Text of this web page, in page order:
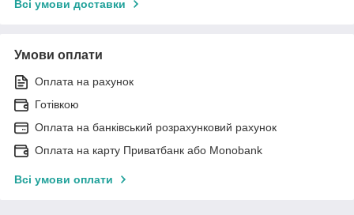
Всі умови доставки
Умови оплати
Оплата на рахунок
Готівкою
Оплата на банківський розрахунковий рахунок
Оплата на карту Приватбанк або Monobank
Всі умови оплати